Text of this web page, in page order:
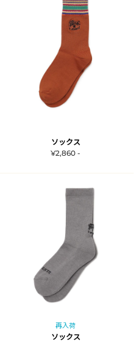
ソックス
¥2,860 -
再入荷
ソックス